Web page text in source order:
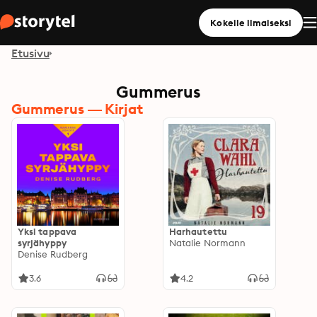
Kokeile ilmaiseksi
Etusivu
Gummerus
Gummerus — Kirjat
Yksi tappava
syrjähyppy
Denise Rudberg
3.6
Harhautettu
Natalie Normann
4.2